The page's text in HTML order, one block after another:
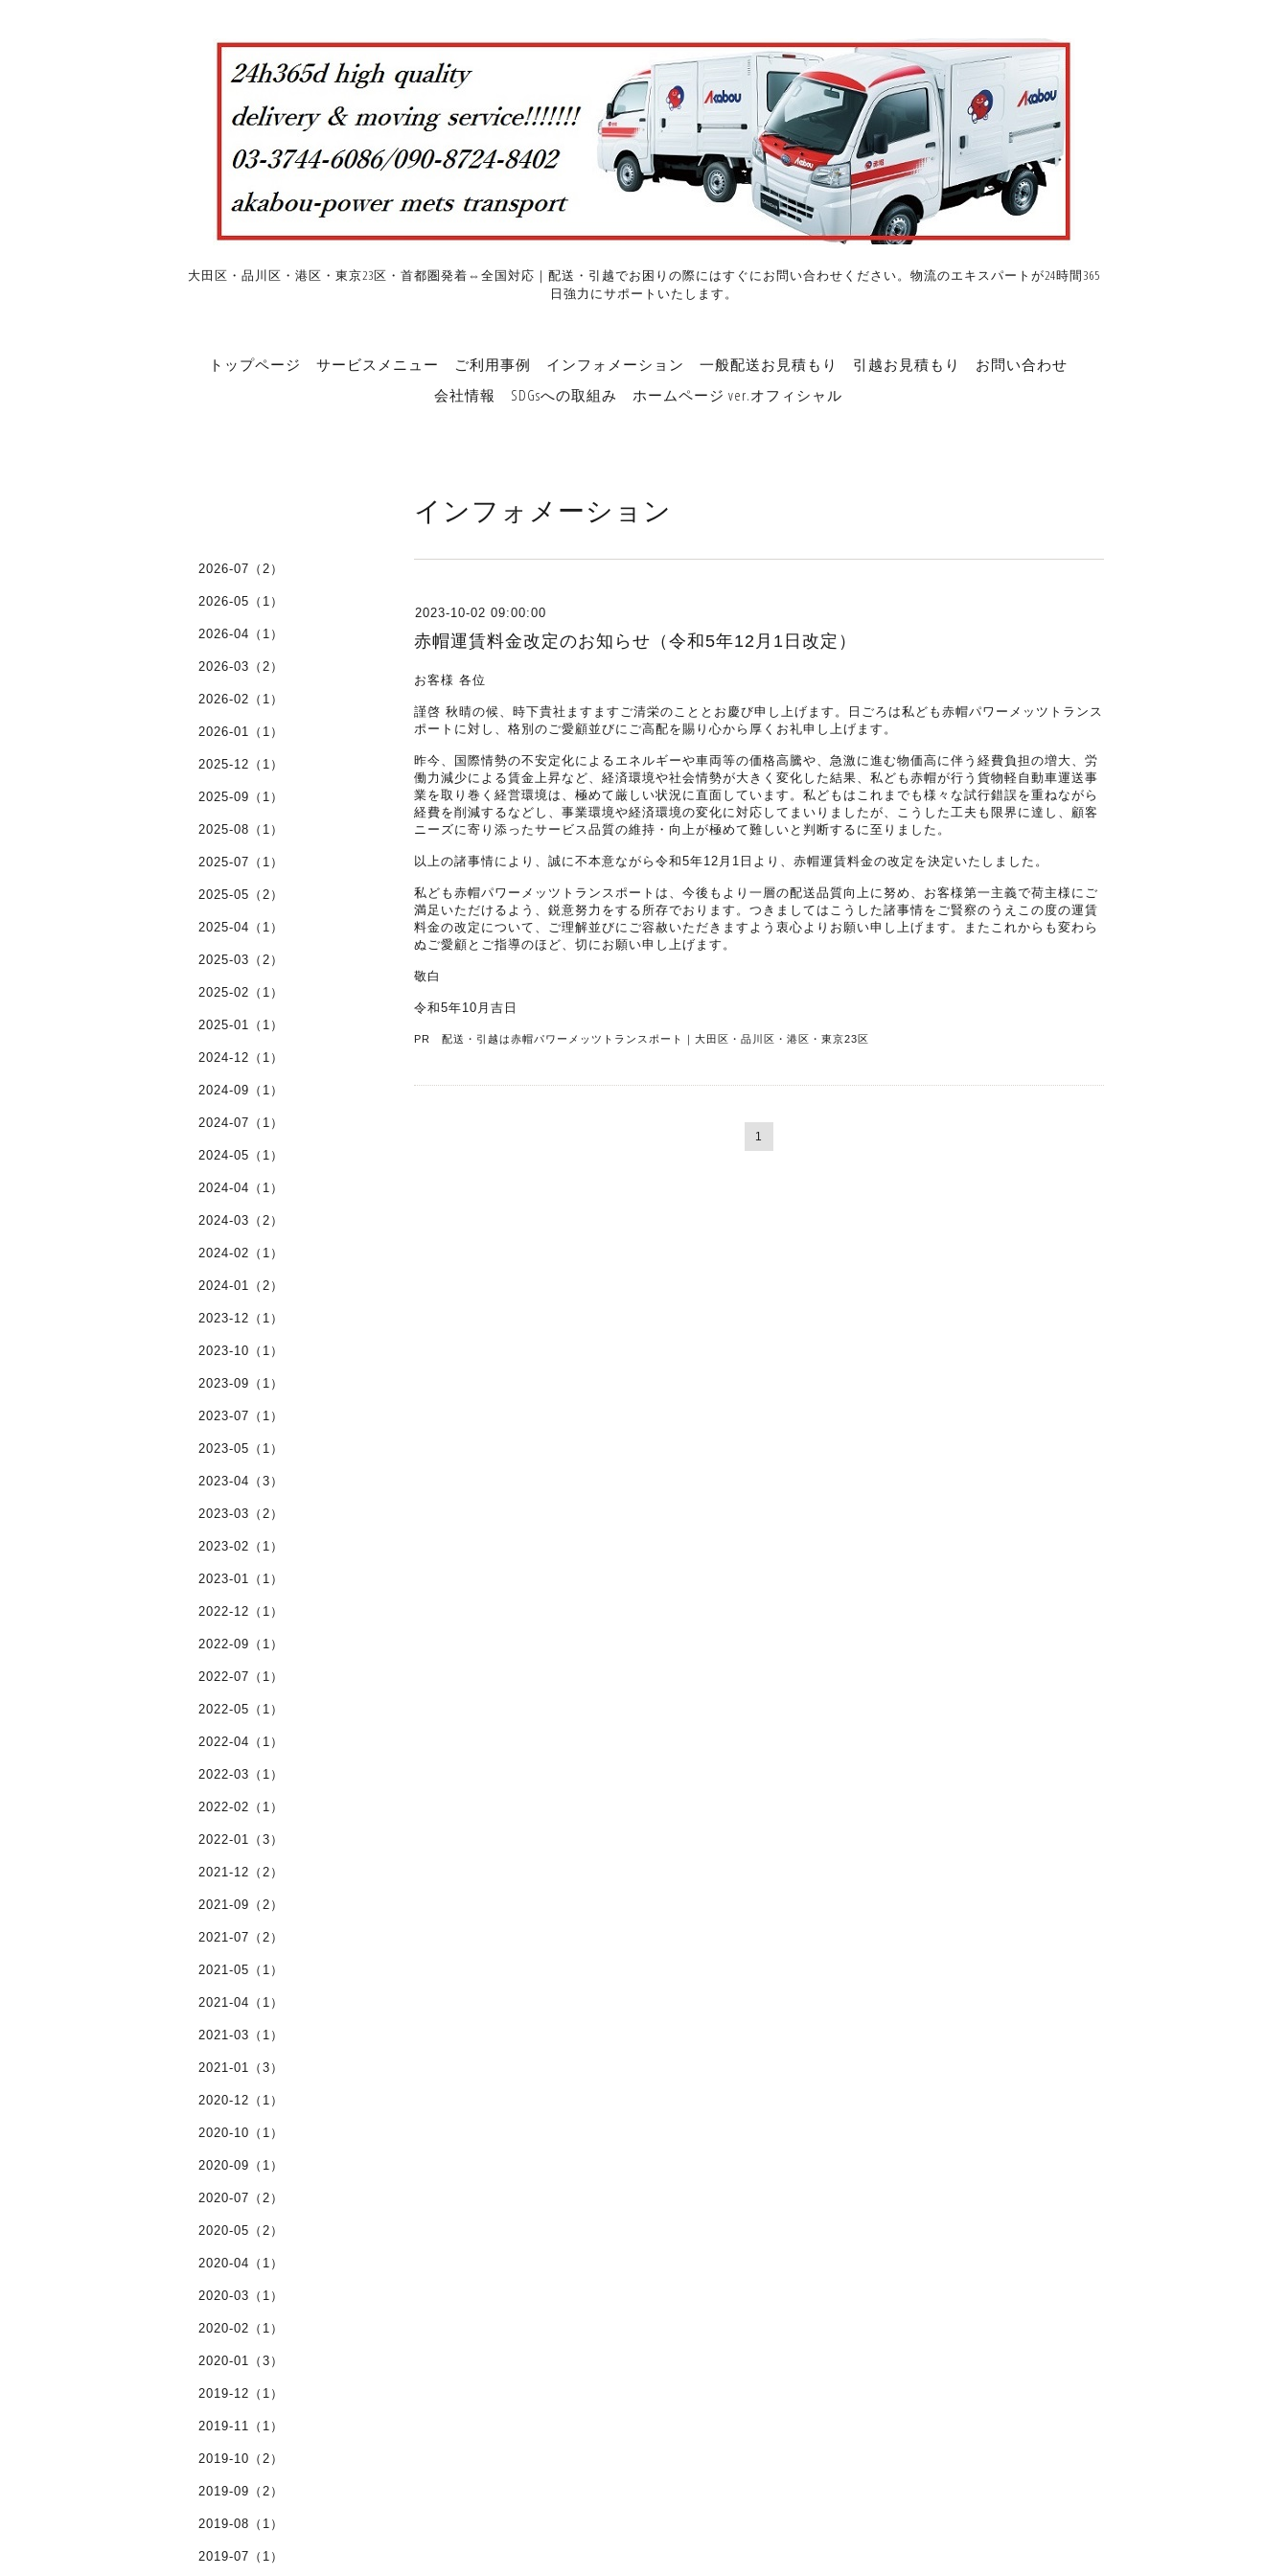
大田区・品川区・港区・東京23区・首都圏発着⇔全国対応｜配送・引越でお困りの際にはすぐにお問い合わせください。物流のエキスパートが24時間365
日強力にサポートいたします。
トップページ サービスメニュー ご利用事例 インフォメーション 一般配送お見積もり 引越お見積もり
お問い合わせ
会社情報
SDGsへの取組み ホームページ ver.オフィシャル
インフォメーション
2023-10-02 09:00:00
赤帽運賃料金改定のお知らせ（令和5年12月1日改定）
お客様 各位
謹啓 秋晴の候、時下貴社ますますご清栄のこととお慶び申し上げます。日ごろは私ども赤帽パワーメッツトランス
ポートに対し、格別のご愛顧並びにご高配を賜り心から厚くお礼申し上げます。
昨今、国際情勢の不安定化によるエネルギーや車両等の価格高騰や、急激に進む物価高に伴う経費負担の増大、労
働力減少による賃金上昇など、経済環境や社会情勢が大きく変化した結果、私ども赤帽が行う貨物軽自動車運送事
業を取り巻く経営環境は、極めて厳しい状況に直面しています。私どもはこれまでも様々な試行錯誤を重ねながら
経費を削減するなどし、事業環境や経済環境の変化に対応してまいりましたが、こうした工夫も限界に達し、顧客
ニーズに寄り添ったサービス品質の維持・向上が極めて難しいと判断するに至りました。
以上の諸事情により、誠に不本意ながら令和5年12月1日より、赤帽運賃料金の改定を決定いたしました。
私ども赤帽パワーメッツトランスポートは、今後もより一層の配送品質向上に努め、お客様第一主義で荷主様にご
満足いただけるよう、鋭意努力をする所存でおります。つきましてはこうした諸事情をご賢察のうえこの度の運賃
料金の改定について、ご理解並びにご容赦いただきますよう衷心よりお願い申し上げます。またこれからも変わら
ぬご愛顧とご指導のほど、切にお願い申し上げます。
敬白
令和5年10月吉日
PR 配送・引越は赤帽パワーメッツトランスポート｜大田区・品川区・港区・東京23区
1
2026-07（2）
2026-05（1）
2026-04（1）
2026-03（2）
2026-02（1）
2026-01（1）
2025-12（1）
2025-09（1）
2025-08（1）
2025-07（1）
2025-05（2）
2025-04（1）
2025-03（2）
2025-02（1）
2025-01（1）
2024-12（1）
2024-09（1）
2024-07（1）
2024-05（1）
2024-04（1）
2024-03（2）
2024-02（1）
2024-01（2）
2023-12（1）
2023-10（1）
2023-09（1）
2023-07（1）
2023-05（1）
2023-04（3）
2023-03（2）
2023-02（1）
2023-01（1）
2022-12（1）
2022-09（1）
2022-07（1）
2022-05（1）
2022-04（1）
2022-03（1）
2022-02（1）
2022-01（3）
2021-12（2）
2021-09（2）
2021-07（2）
2021-05（1）
2021-04（1）
2021-03（1）
2021-01（3）
2020-12（1）
2020-10（1）
2020-09（1）
2020-07（2）
2020-05（2）
2020-04（1）
2020-03（1）
2020-02（1）
2020-01（3）
2019-12（1）
2019-11（1）
2019-10（2）
2019-09（2）
2019-08（1）
2019-07（1）